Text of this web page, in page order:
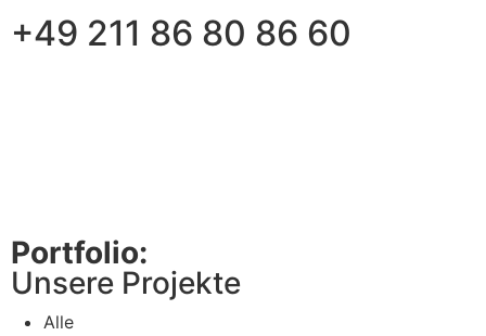
+49 211 86 80 86 60
Portfolio:
Unsere Projekte
Alle